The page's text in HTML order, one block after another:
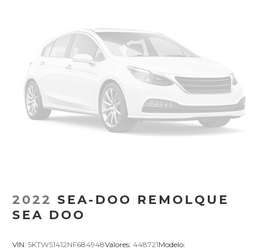
2022 SEA-DOO REMOLQUE
SEA DOO
VIN: 5KTWS1412NF684948Valores: 448721Modelo: